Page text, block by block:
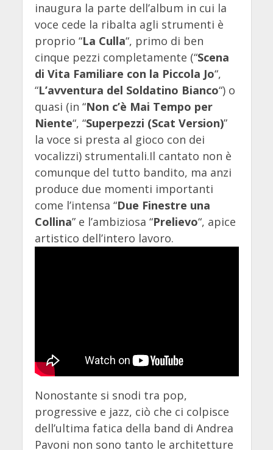
inaugura la parte dell’album in cui la
voce cede la ribalta agli strumenti è
proprio “La Culla“, primo di ben
cinque pezzi completamente (“Scena
di Vita Familiare con la Piccola Jo“,
“L’avventura del Soldatino Bianco“) o
quasi (in “Non c’è Mai Tempo per
Niente“, “Superpezzi (Scat Version)”
la voce si presta al gioco con dei
vocalizzi) strumentali.Il cantato non è
comunque del tutto bandito, ma anzi
produce due momenti importanti
come l’intensa “Due Finestre una
Collina” e l’ambiziosa “Prelievo“, apice
artistico dell’intero lavoro.
Nonostante si snodi tra pop,
progressive e jazz, ciò che ci colpisce
dell’ultima fatica della band di Andrea
Pavoni non sono tanto le architetture